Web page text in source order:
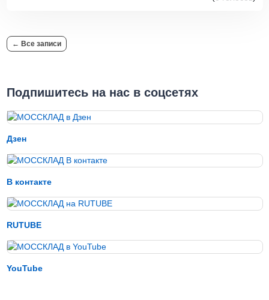
← Все записи
Подпишитесь на нас в соцсетях
Дзен
В контакте
RUTUBE
YouTube